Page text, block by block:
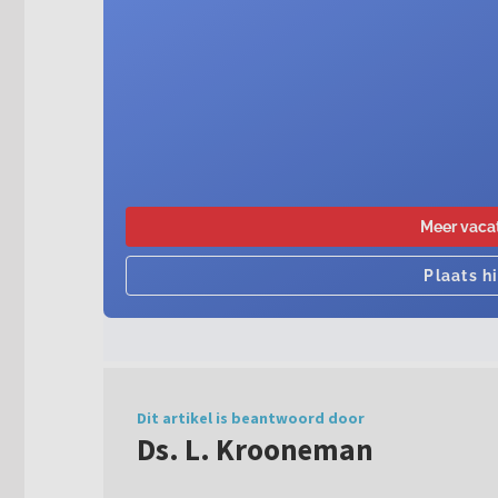
Dit artikel is beantwoord door
Ds. L. Krooneman